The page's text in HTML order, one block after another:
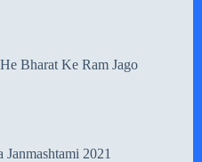
Bharat Ke Ram Jago
2021